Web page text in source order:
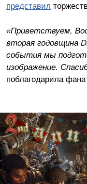
представил
«Приветствуем,
вторая годовщина
события мы
изображение.
поблагодарила